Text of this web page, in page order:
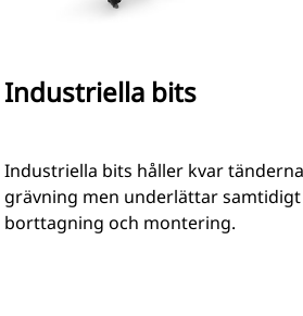
Industriella bits
Industriella bits håller kvar
grävning men underlättar samtidigt
borttagning och montering.